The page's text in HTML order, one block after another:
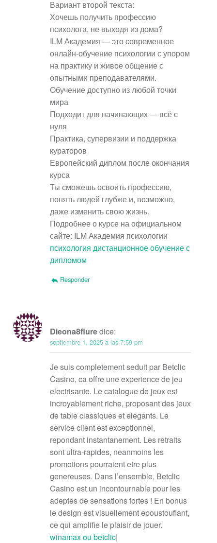
Вариант второй текста:
Хочешь получить профессию
психолога, не выходя из дома?
ILM Академия — это современное
онлайн-обучение психологии с упором
на практику и живое общение с
опытными преподавателями.
Обучение доступно из любой точки
мира
Подходит для начинающих — всё с
нуля
Практика, супервизии и поддержка
кураторов
Европейский диплом после окончания
курса
Ты сможешь освоить профессию,
понять людей глубже и, возможно,
даже изменить свою жизнь.
Подробнее о курсе на официальном
сайте: ILM Академия психологии
психология дистанционное обучение с
дипломом
Responder
Dieona8fluredice:
septiembre 1, 2025 a las 7:59 pm
Je suis completement seduit par Betclic
Casino, ca offre une experience de jeu
electrisante. Le catalogue de jeux est
incroyablement riche, proposant des jeux
de table classiques et elegants. Le
service client est exceptionnel,
repondant instantanement. Les retraits
sont ultra-rapides, neanmoins les
promotions pourraient etre plus
genereuses. Dans l’ensemble, Betclic
Casino est un incontournable pour les
adeptes de sensations fortes ! En bonus
le design est visuellement epoustouflant,
ce qui amplifie le plaisir de jouer.
winamax ou betclic|